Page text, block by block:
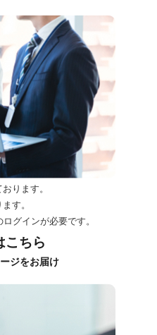
ります。
す。
グインが必要です。
こちら
ジをお届け